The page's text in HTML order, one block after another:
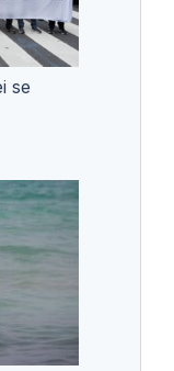
se